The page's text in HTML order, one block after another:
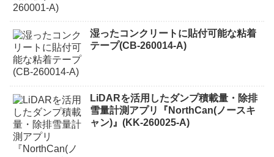
湿ったコンクリートに貼付可能な粘着
テープ(CB-260014-A)
LiDARを活用したダンプ積載量・除排
雪量計測アプリ『NorthCan(ノースキ
ャン)』(KK-260025-A)